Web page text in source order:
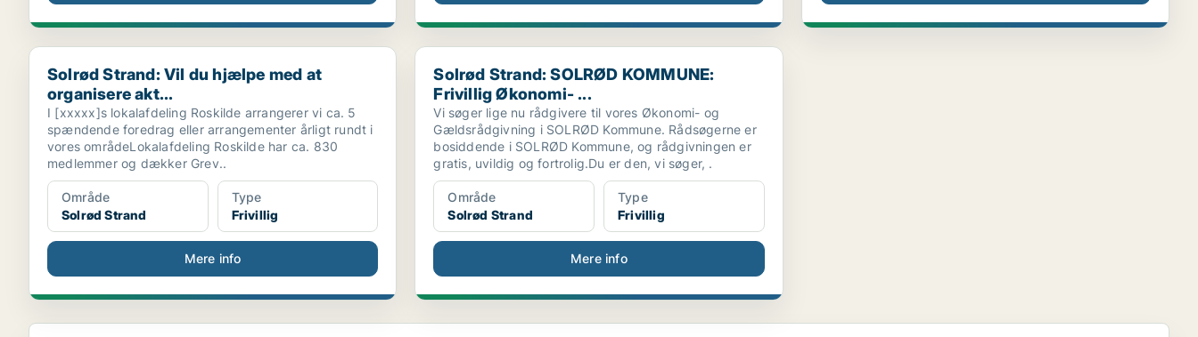
Solrød Strand: Vil du hjælpe med at organisere akt...
Solrød Strand: Vil du hjælpe med at
organisere akt...
I [xxxxx]s lokalafdeling Roskilde arrangerer vi ca. 5
spændende foredrag eller arrangementer årligt rundt i
vores områdeLokalafdeling Roskilde har ca. 830
medlemmer og dækker Grev..
Område
Solrød Strand
Type
Frivillig
Mere info
Solrød Strand: SOLRØD KOMMUNE: Frivillig Økonomi- ...
Solrød Strand: SOLRØD KOMMUNE:
Frivillig Økonomi- ...
Vi søger lige nu rådgivere til vores Økonomi- og
Gældsrådgivning i SOLRØD Kommune. Rådsøgerne er
bosiddende i SOLRØD Kommune, og rådgivningen er
gratis, uvildig og fortrolig.Du er den, vi søger, .
Område
Solrød Strand
Type
Frivillig
Mere info